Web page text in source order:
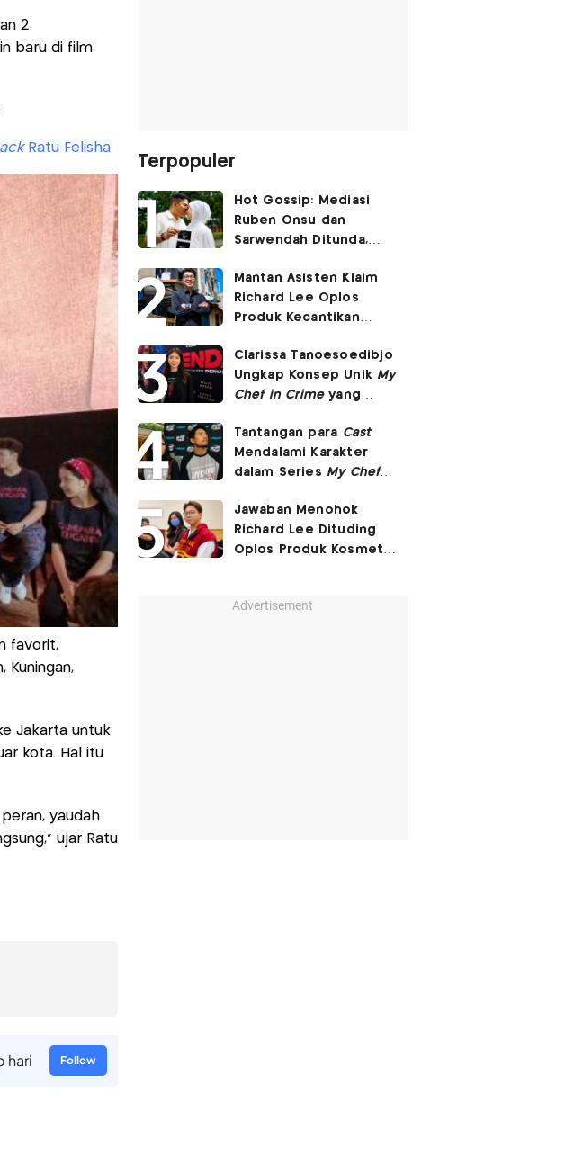
2:
baru di film
Ratu Felisha
favorit,
Kuningan,
Jakarta untuk
kota. Hal itu
yaudah
ujar Ratu
hari Follow
Terpopuler
Hot Gossip: Mediasi
Ruben Onsu dan
Sarwendah Ditunda,
Ketiga
Mantan Asisten Klaim
Richard Lee Oplos
Produk Kecantikan
ke Ani-Ani
Clarissa Tanoesoedibjo
Ungkap Konsep Unik My
Chef in Crimeyang
Lain
Tantangan para Cast
Mendalami Karakter
dalam Series My Chef in
Jawaban Menohok
Richard Lee Dituding
Oplos Produk Kosmetik
Advertisement